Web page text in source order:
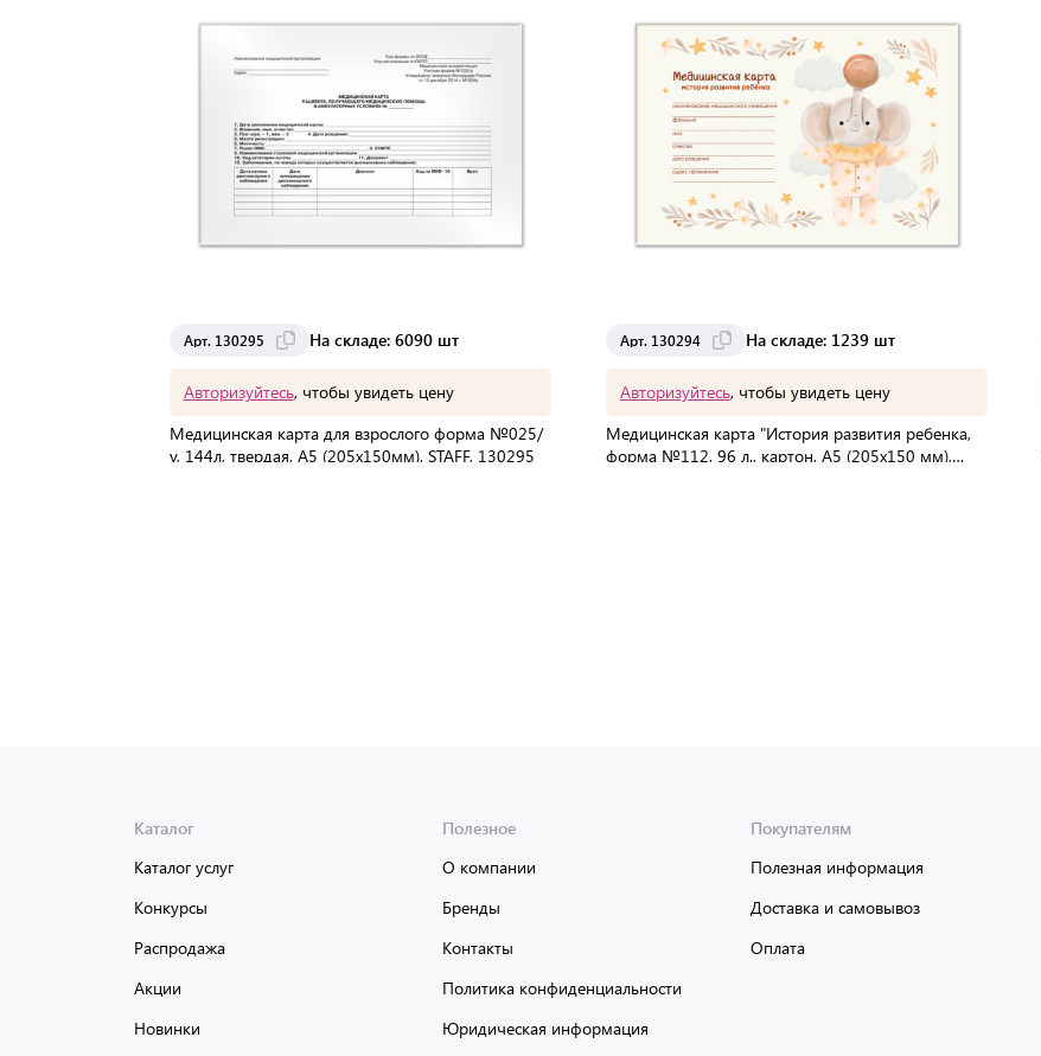
Арт. 130295 На складе: 6090 шт
Авторизуйтесь, чтобы увидеть цену
Медицинская карта для взрослого форма №025/
у, 144л, твердая, А5 (205х150мм), STAFF, 130295
Арт. 130294 На складе: 1239 шт
Авторизуйтесь, чтобы увидеть цену
Медицинская карта "История развития ребенка,
форма №112, 96 л., картон, А5 (205х150 мм),
Каталог
Каталог услуг
Конкурсы
Распродажа
Акции
Новинки
Полезное
О компании
Бренды
Контакты
Политика конфиденциальности
Юридическая информация
Покупателям
Полезная информация
Доставка и самовывоз
Оплата